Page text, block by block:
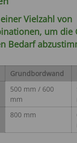
Vielzahl von
um die
Bedarf
Grundbordwand
500 mm / 600
mm
800 mm